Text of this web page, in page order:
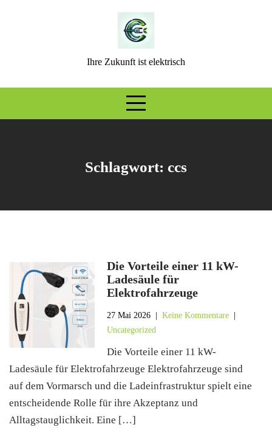
Ihre Zukunft ist elektrisch
Schlagwort: ccs
Die Vorteile einer 11 kW-
Ladesäule für
Elektrofahrzeuge
27 Mai 2026 |Keine Kommentare
Uncategorized
Die Vorteile einer 11 kW-
Ladesäule für Elektrofahrzeuge Elektrofahrzeuge sind
auf dem Vormarsch und die Ladeinfrastruktur spielt eine
entscheidende Rolle für ihre Akzeptanz und
Alltagstauglichkeit. Eine […]